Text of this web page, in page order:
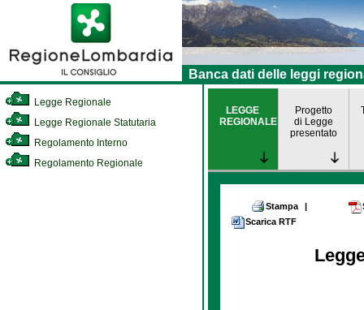
Banca dati delle leggi
Legge Regionale
Legge Regionale Statutaria
Regolamento Interno
Regolamento Regionale
LEGGE
REGIONALE
Progetto
di Legge
presentato
Stampa |
Scarica RTF